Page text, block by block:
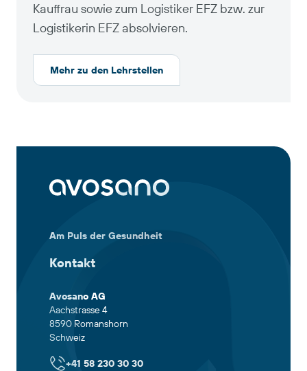
Kauffrau sowie zum Logistiker EFZ bzw. zur
Logistikerin EFZ absolvieren.
Mehr zu den Lehrstellen
Am Puls der Gesundheit
Kontakt
Avosano AG
Aachstrasse 4
8590 Romanshorn
Schweiz
+41 58 230 30 30